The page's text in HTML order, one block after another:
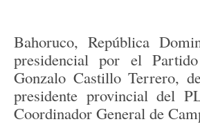
Bahoruco, República
presidencial por el
Gonzalo Castillo Terrero,
presidente provincial del
Coordinador General de